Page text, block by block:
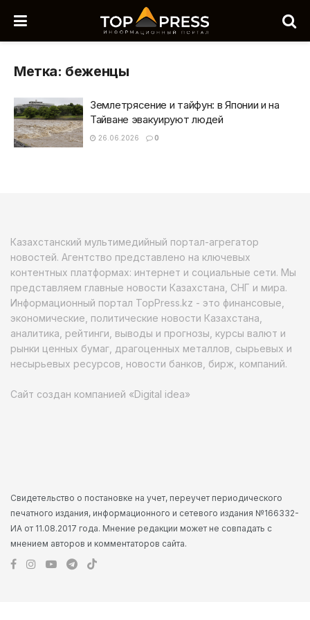
Метка: беженцы
Землетрясение и тайфун: в Японии и на
Тайване эвакуируют людей
26.06.2026 0
Казахстанский мультимедийный портал-агрегатор
новостей. Агентство представлено на ключевых
контентных платформах: интернет и социальные сети. Мы
представляем главные новости Казахстана, СНГ и мира.
Информационный портал TopPress.kz - это финансовые,
экономические, политические новости Казахстана,
аналитика, рейтинги, выводы и прогнозы, курсы валют и
рынки ценных бумаг, драгоценных металлов, сырьевых и
несырьевых ресурсов, новости банков, бирж, компаний.
Сайт создан компанией «Digital idea»
Свидетельство о постановке на учет, переучет периодического
печатного издания, информационного и сетевого издания №166332-
ИА от 11.08.2017 года. Мнение редакции может не совпадать с
мнением авторов и комментаторов сайта.